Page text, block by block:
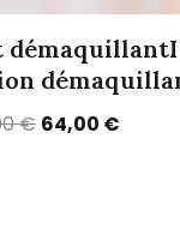
€ 64,00 €